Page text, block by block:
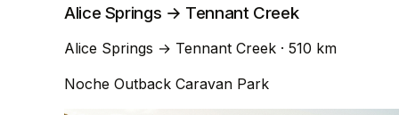
Alice Springs → Tennant Creek
Alice Springs → Tennant Creek · 510 km
Noche Outback Caravan Park